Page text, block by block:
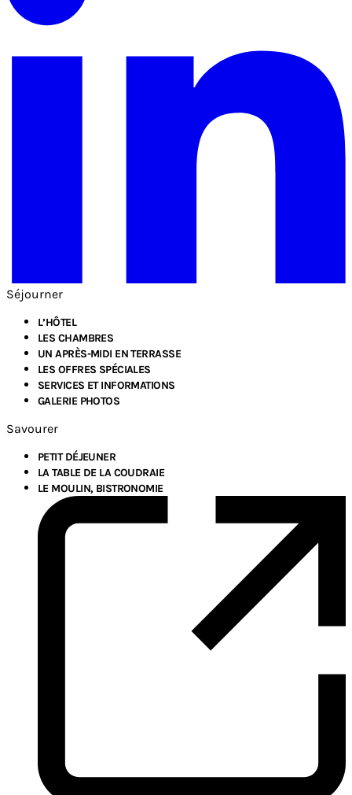
Séjourner
L’HÔTEL
LES CHAMBRES
UN APRÈS-MIDI EN TERRASSE
LES OFFRES SPÉCIALES
SERVICES ET INFORMATIONS
GALERIE PHOTOS
Savourer
PETIT DÉJEUNER
LA TABLE DE LA COUDRAIE
LE MOULIN, BISTRONOMIE